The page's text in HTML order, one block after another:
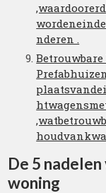
nderen .
De 5
woning